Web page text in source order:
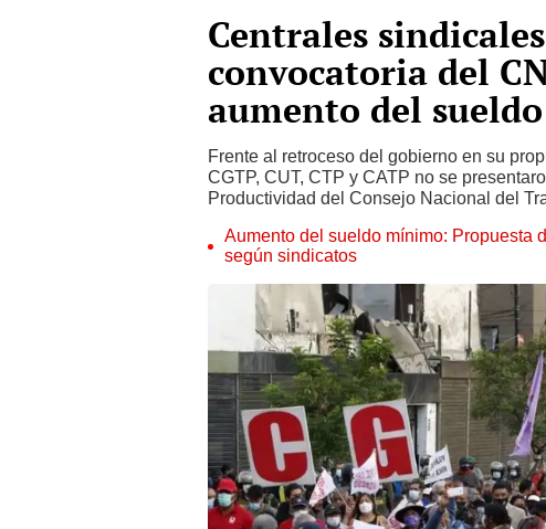
Centrales
convocatoria del
aumento del
Frente al retroceso del gobierno en su
CGTP, CUT, CTP y CATP no se
Productividad del Consejo Nacional del
Aumento del sueldo mínimo: Propuesta
según sindicatos